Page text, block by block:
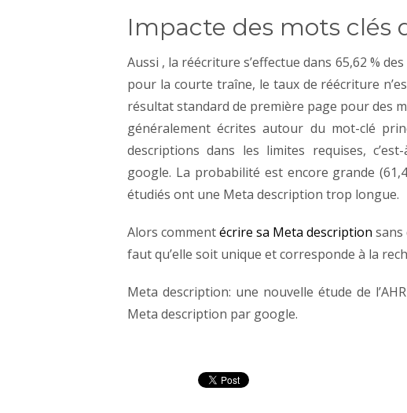
Impacte des mots clés
Aussi , la réécriture s’effectue dans 65,62 %
pour la courte traîne, le taux de réécriture
résultat standard de première page pour des
généralement écrites autour du mot-clé
descriptions dans les limites requises,
google. La probabilité est encore grande
étudiés ont une Meta description trop longue.
Alors commentécrire sa Meta description sans
faut qu’elle soit unique et corresponde à la
Meta description: une nouvelle étude de
Meta description par google.